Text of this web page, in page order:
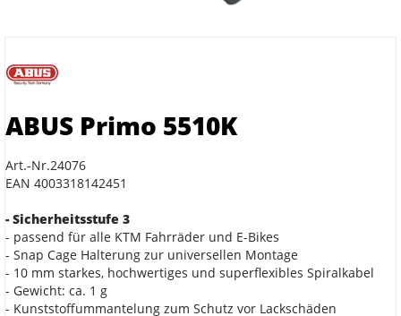
ABUS Primo 5510K
Art.-Nr.24076
EAN 4003318142451
- Sicherheitsstufe 3
- passend für alle KTM Fahrräder und E-Bikes
- Snap Cage Halterung zur universellen Montage
- 10 mm starkes, hochwertiges und superflexibles Spiralkabel
- Gewicht: ca. 1 g
- Kunststoffummantelung zum Schutz vor Lackschäden